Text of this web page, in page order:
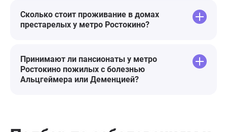
Сколько стоит проживание в домах
престарелых у метро Ростокино?
Принимают ли пансионаты у метро
Ростокино пожилых с болезнью
Альцгеймера или Деменцией?